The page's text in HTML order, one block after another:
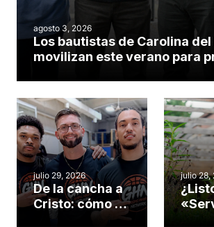
agosto 3, 2026
Los bautistas de Carolina
movilizan este verano para
julio 29, 2026
De la cancha a
Cristo: cómo el
gimnasio de
julio 28,